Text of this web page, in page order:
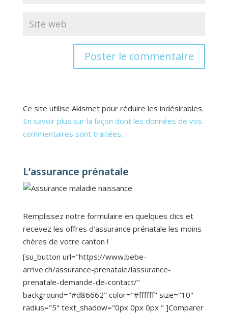
Ce site utilise Akismet pour réduire les indésirables.
En savoir plus sur la façon dont les données de vos
commentaires sont traitées.
L’assurance prénatale
Remplissez notre formulaire en quelques clics et
recevez les offres d’assurance prénatale les moins
chères de votre canton !
[su_button url="https://www.bebe-
arrive.ch/assurance-prenatale/lassurance-
prenatale-demande-de-contact/"
background="#d86662" color="#ffffff" size="10"
radius="5" text_shadow="0px 0px 0px " ]Comparer